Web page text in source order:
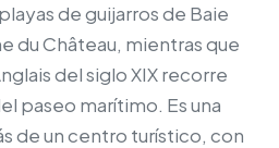
de guijarros de Baie
du Château, mientras que
del siglo XIX recorre
paseo marítimo. Es una
de un centro turístico, con